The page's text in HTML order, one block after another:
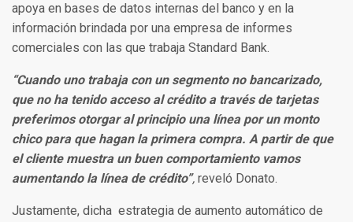
apoya en bases de datos internas del banco y en la
información brindada por una empresa de informes
comerciales con las que trabaja Standard Bank.
“Cuando uno trabaja con un segmento no bancarizado,
que no ha tenido acceso al crédito a través de tarjetas
preferimos otorgar al principio una línea por un monto
chico para que hagan la primera compra. A partir de que
el cliente muestra un buen comportamiento vamos
aumentando la línea de crédito”, reveló Donato.
Justamente, dicha estrategia de aumento automático de